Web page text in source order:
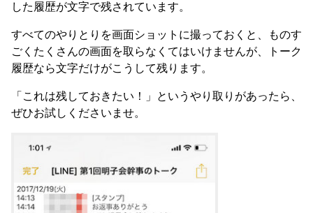
した履歴が文字で残されています。
すべてのやりとりを画面ショットに撮っておくと、ものす
ごくたくさんの画面を取らなくてはいけませんが、トーク
履歴なら文字だけがこうして残ります。
「これは残しておきたい！」というやり取りがあったら、
ぜひお試しくださいませ。